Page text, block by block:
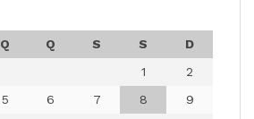
Q Q S S
D
1
2
5 6 7 8
9